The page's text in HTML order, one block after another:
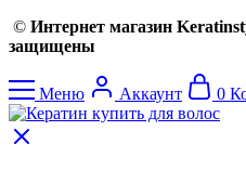
© Интернет магазин
защищены
Меню Аккаунт 0